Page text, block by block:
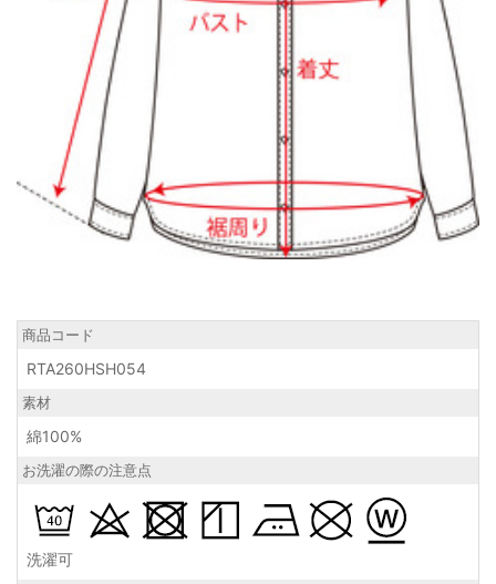
商品コード
RTA260HSH054
素材
綿100%
お洗濯の際の注意点
洗濯可